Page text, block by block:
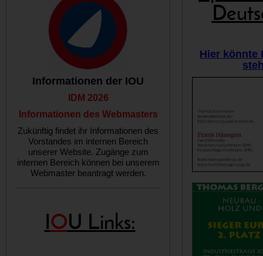
Informationen der IOU
IDM 2026
Informationen des Webmasters
Zukünftig findet ihr Informationen des
Vorstandes im internen Bereich
unserer Website. Zugänge zum
internen Bereich können bei unserem
Webmaster beantragt werden.
IOU Links:
Hier könnte